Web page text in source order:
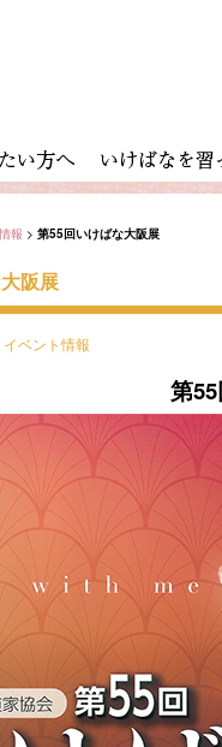
報 > 第55回いけばな大阪展
阪展
ベント情報
第